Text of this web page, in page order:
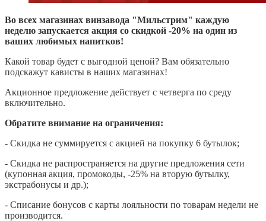
Во всех магазинах винзавода "Мильстрим" каждую
неделю запускается акция со скидкой -20% на один из
ваших любимых напитков!
Какой товар будет с выгодной ценой? Вам обязательно
подскажут кависты в наших магазинах!
Акционное предложение действует с четверга по среду
включительно.
Обратите внимание на ограничения:
- Скидка не суммируется с акцией на покупку 6 бутылок;
- Скидка не распространяется на другие предложения сети
(купонная акция, промокоды, -25% на вторую бутылку,
экстрабонусы и др.);
- Списание бонусов с карты лояльности по товарам недели не
производится.